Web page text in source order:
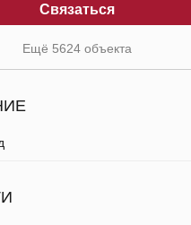
Связаться
Ещё 5624 объекта